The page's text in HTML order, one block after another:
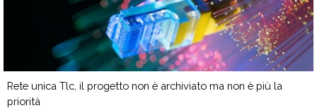
Rete unica Tlc, il progetto non è archiviato ma non è più la
priorità